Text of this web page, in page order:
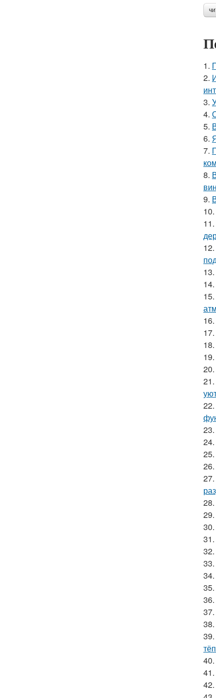
1.
2.
3.
4.
5.
6.
7.
8.
9.
10.
11.
12.
13.
14.
15.
16.
17.
18.
19.
20.
21.
22.
23.
24.
25.
26.
27.
28.
29.
30.
31.
32.
33.
34.
35.
36.
37.
38.
39.
40.
41.
42.